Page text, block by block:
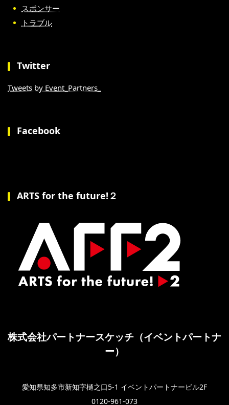
スポンサー
トラブル
Twitter
Tweets by Event_Partners_
Facebook
ARTS for the future!２
株式会社パートナースケッチ（イベントパートナ
ー）
愛知県知多市新知字樋之口5-1 イベントパートナービル2F
0120-961-073